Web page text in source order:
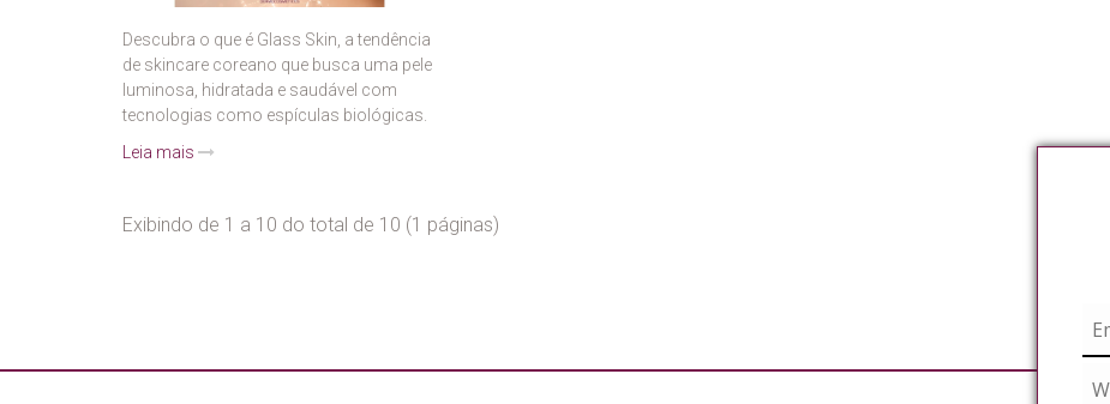
Descubra o que é Glass Skin, a tendência
de skincare coreano que busca uma pele
luminosa, hidratada e saudável com
tecnologias como espículas biológicas.
Leia mais
Exibindo de 1 a 10 do total de 10 (1 páginas)